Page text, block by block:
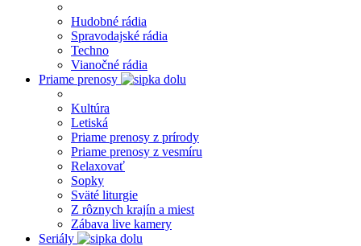
Hudobné rádia
Spravodajské rádia
Techno
Vianočné rádia
Priame prenosy
Kultúra
Letiská
Priame prenosy z prírody
Priame prenosy z vesmíru
Relaxovať
Sopky
Sväté liturgie
Z rôznych krajín a miest
Zábava live kamery
Seriály